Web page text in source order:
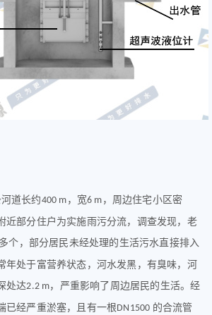
道长约400 m ，宽6 m ，周边住宅小区密
近部分住户为实施雨污分流，调查发现，老
多个，部分居民未经处理的生活污水直接排入
年处于富营养状态，河水发黑，有臭味，河
处达2.2 m，严重影响了周边居民的生活。经
已经严重淤塞，且有一根DN1500 的合流管